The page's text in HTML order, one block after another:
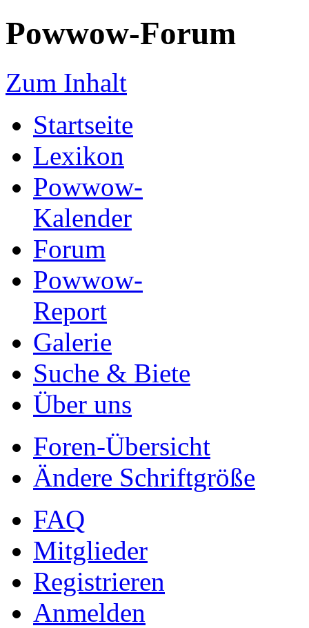
Powwow-Forum
Zum Inhalt
Startseite
Lexikon
Powwow-
Kalender
Forum
Powwow-
Report
Galerie
Suche & Biete
Über uns
Foren-Übersicht
Ändere Schriftgröße
FAQ
Mitglieder
Registrieren
Anmelden